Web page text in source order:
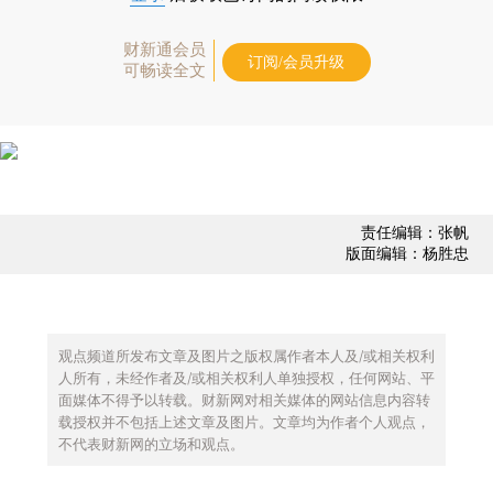
财新通会员
可畅读全文
订阅/会员升级
责任编辑：张帆
版面编辑：杨胜忠
观点频道所发布文章及图片之版权属作者本人及/或相关权利
人所有，未经作者及/或相关权利人单独授权，任何网站、平
面媒体不得予以转载。财新网对相关媒体的网站信息内容转
载授权并不包括上述文章及图片。文章均为作者个人观点，
不代表财新网的立场和观点。